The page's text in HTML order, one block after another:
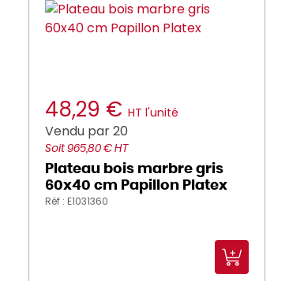
48,29 € HT l'unité
Vendu par 20
Soit 965,80 € HT
Plateau bois marbre gris
60x40 cm Papillon Platex
Réf : E1031360